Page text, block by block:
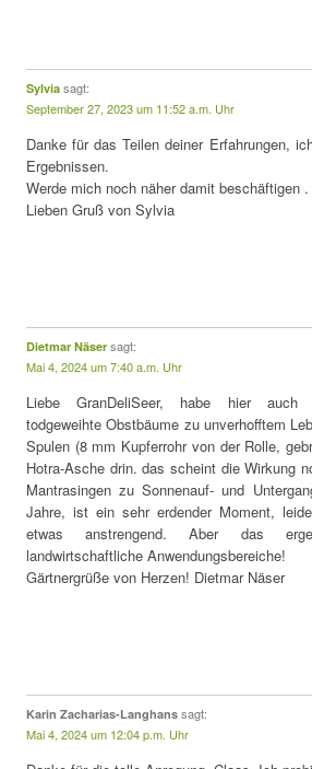
Sylvia sagt:
September 27, 2023 um 11:52 a.m. Uhr
Danke für das Teilen deiner Erfahrungen,
Ergebnissen.
Werde mich noch näher damit beschäftigen .
Lieben Gruß von Sylvia
Dietmar Näser sagt:
Mai 4, 2024 um 7:40 a.m. Uhr
Liebe GranDeliSeer, habe hier auch
todgeweihte Obstbäume zu unverhofftem
Spulen (8 mm Kupferrohr von der Rolle,
Hotra-Asche drin. das scheint die Wirkung
Mantrasingen zu Sonnenauf- und
Jahre, ist ein sehr erdender Moment,
etwas anstrengend. Aber das
landwirtschaftliche Anwendungsbereiche!
Gärtnergrüße von Herzen! Dietmar Näser
Karin Zacharias-Langhans sagt:
Mai 4, 2024 um 12:04 p.m. Uhr